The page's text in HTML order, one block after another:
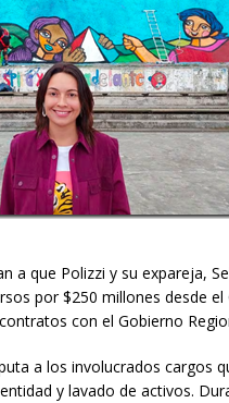
a que Polizzi y su expareja,
por $250 millones desde
con el Gobierno
a los involucrados cargos
y lavado de activos.